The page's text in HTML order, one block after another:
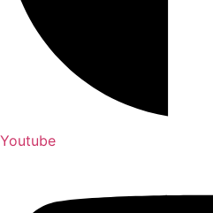
Youtube